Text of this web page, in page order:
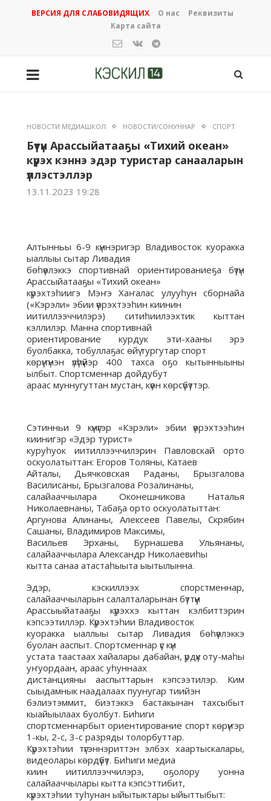
ВЕРСИЯ ДЛЯ СЛАБОВИДЯЩИХ О нас
Реквизиты
Карта сайта
НОВОСТИ МЕДИАШКОЛ НОВОСТИ/СОНУННАР СПОРТ
Бүтүн Арассыйатааҕы «Тихий океан»
күрэх кэннэ эдэр туристар санааларын
үллэстэллэр
13.11.2023 19:28
Алтынньы 6-9 күннэригэр Владивосток куоракка
ыаллыы сытар Ливадия
бөһүөлэккэ спортивнай ориентированиеҕа бүтүн
Арассыйатааҕы «Тихий океан»
күрэхтэһиигэ Мэҥэ Хаҥалас улууһун сборнайа
(«Кэрэли» эбии үөрэхтээһин киинин
иитиллээччилэрэ) ситиһиилээхтик кыттан
кэллилэр. Манна спортивнай
ориентирование курдук эти-хааны эрэ
буолбакка, тобуллаҕас өйү тургутар спорт
көрүҥүнэн үлүһүйэр 400 тахса оҕо кытынныыны
ылбыт. Спортсменнар дойдубут
араас муннугуттан мустан, күөн көрсүбүттэр.
Сэтинньи 9 күнүгэр «Кэрэли» эбии үөрэхтээһин
киинигэр «Эдэр турист»
куруһуок иитиллээччилэрин Павловскай орто
оскуолатыттан: Егоров Толяны, Катаев
Айталы, Дьячковская Раданы, Брызгалова
Василисаны, Брызгалова Розалинаны,
салайааччылара Оконешникова Наталья
Николаевнаны, Табаҕа орто оскуолатыттан:
Аргунова Алинаны, Алексеев Павелы, Скрябин
Сашаны, Владимиров Максимы,
Васильев Эрханы, Бурнашева Ульянаны,
салайааччылара Александр Николаевиһы
кытта санаа атастаһыыта ыытылынна.
Эдэр, кэскиллээх спорстменнар,
салайааччыларын салалталарынан бүттүүн
Арассыыйатааҕы күрэххэ кыттан кэлбиттэрин
кэпсээтиллэр. Күрэхтэһии Владивосток
куоракка ыаллыы сытар Ливадия бөһүөлэккэ
буолан ааспыт. Спортсменнар үс күн
устата таастаах хайалары дабайан, үрдүк оту-маһы
уҥуордаан, араас уһуннаах
дистанцияны ааспыттарын кэпсээтилэр. Ким
сыыдамнык наадалаах пуунугар тиийэн
бэлиэтэммит, биэтэккэ бастакынан тахсыбыт
кыайыылаах буолбут. Биһиги
спортсменнарбыт ориентирование спорт көрүҥэр
1-кы, 2-с, 3-с разряды толорбуттар.
Күрэхтэһии түгэннэриттэн элбэх хаартыскалары,
видеолары көрдүбүт. Биһиги медиа
киин иитиллээччилэрэ, оҕолору уонна
салайааччылары кытта кэпсэттибит,
күрэхтэһии туһунан ыйытыктары ыйыттыбыт: